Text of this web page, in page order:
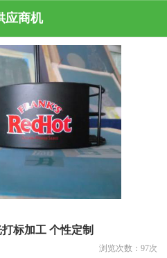
应商机
标加工 个性定制
浏览次数： 97次